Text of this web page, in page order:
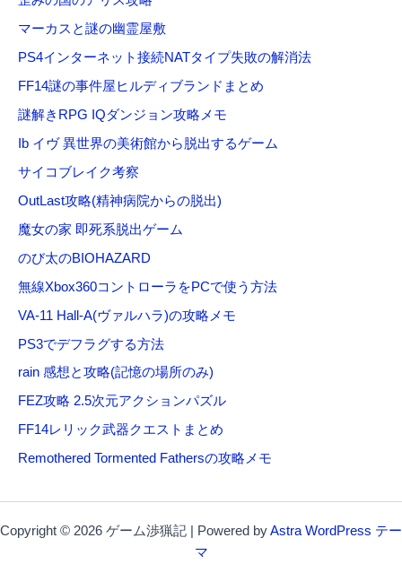
マーカスと謎の幽霊屋敷
PS4インターネット接続NATタイプ失敗の解消法
FF14謎の事件屋ヒルディブランドまとめ
謎解きRPG IQダンジョン攻略メモ
Ib イヴ 異世界の美術館から脱出するゲーム
サイコブレイク考察
OutLast攻略(精神病院からの脱出)
魔女の家 即死系脱出ゲーム
のび太のBIOHAZARD
無線Xbox360コントローラをPCで使う方法
VA-11 Hall-A(ヴァルハラ)の攻略メモ
PS3でデフラグする方法
rain 感想と攻略(記憶の場所のみ)
FEZ攻略 2.5次元アクションパズル
FF14レリック武器クエストまとめ
Remothered Tormented Fathersの攻略メモ
Copyright © 2026 ゲーム渉猟記 | Powered byAstra WordPress テー
マ